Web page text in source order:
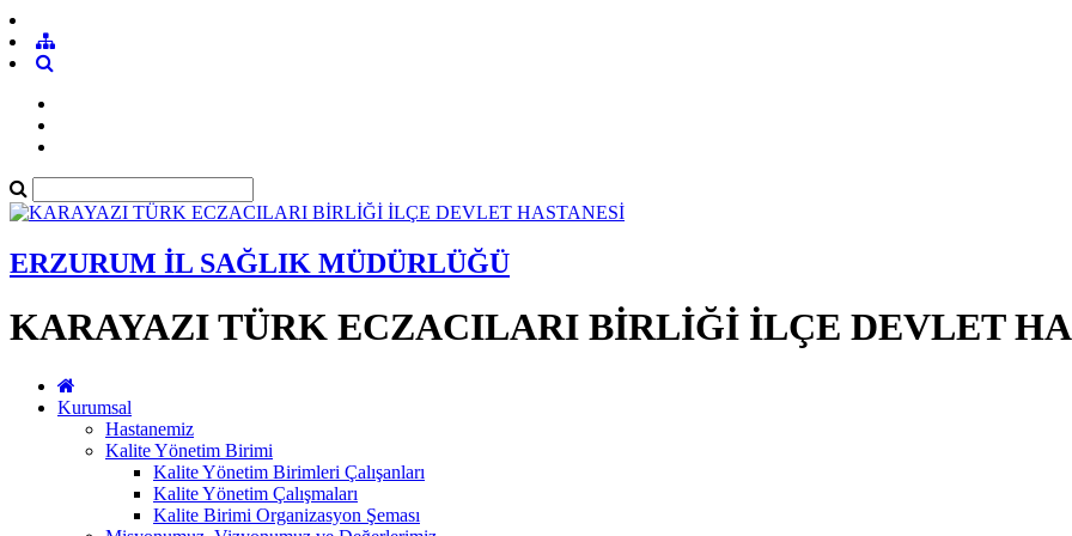
ERZURUM İL SAĞLIK MÜDÜRLÜĞÜ
KARAYAZI TÜRK ECZACILARI BİRLİĞİ İLÇE DEVLET
Kurumsal
Hastanemiz
Kalite Yönetim Birimi
Kalite Yönetim Birimleri Çalışanları
Kalite Yönetim Çalışmaları
Kalite Birimi Organizasyon Şeması